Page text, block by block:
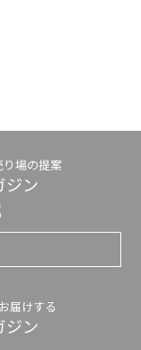
場の提案
ジン
届けする
ジン